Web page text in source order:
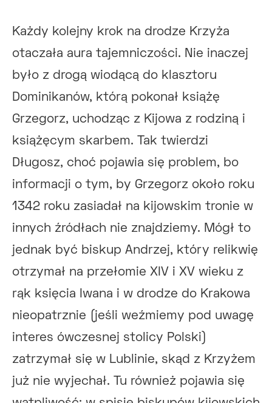
Każdy kolejny krok na drodze Krzyża
otaczała aura tajemniczości. Nie inaczej
było z drogą wiodącą do klasztoru
Dominikanów, którą pokonał książę
Grzegorz, uchodząc z Kijowa z rodziną i
książęcym skarbem. Tak twierdzi
Długosz, choć pojawia się problem, bo
informacji o tym, by Grzegorz około roku
1342 roku zasiadał na kijowskim tronie w
innych źródłach nie znajdziemy. Mógł to
jednak być biskup Andrzej, który relikwię
otrzymał na przełomie XIV i XV wieku z
rąk księcia Iwana i w drodze do Krakowa
nieopatrznie (jeśli weźmiemy pod uwagę
interes ówczesnej stolicy Polski)
zatrzymał się w Lublinie, skąd z Krzyżem
już nie wyjechał. Tu również pojawia się